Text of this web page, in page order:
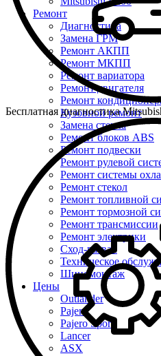
Ремонт
Диагностика
Замена ГРМ
Ремонт АКПП
Ремонт МКПП
Ремонт вариатора
Ремонт двигателя
Ремонт
Кузовной ремонт
Замена стекла
Ремонт блоков ABS
Ремонт подвески
Ремонт рулевой
Ремонт системы
Ремонт стекол
Ремонт топливной
Ремонт тормозной
Ремонт трансмиссии
Ремонт электрики
Сход-развал
Техническое
Шиномонтаж
Цены
Outlander
Pajero
Pajero Sport
Lancer
ASX
Бесплатная диагностика